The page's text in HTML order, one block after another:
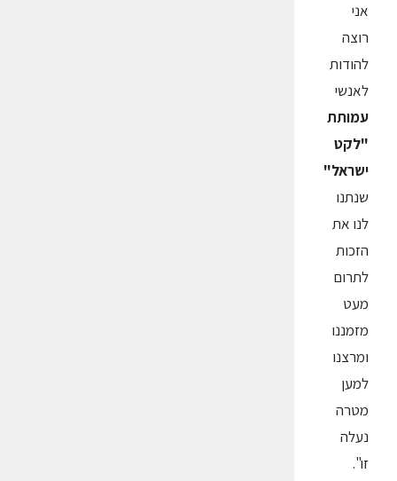
אני
רוצה
להודות
לאנשי
עמותת
"לקט
ישראל"
שנתנו
לנו את
הזכות
לתרום
מעט
מזמננו
ומרצנו
למען
מטרה
נעלה
זו".